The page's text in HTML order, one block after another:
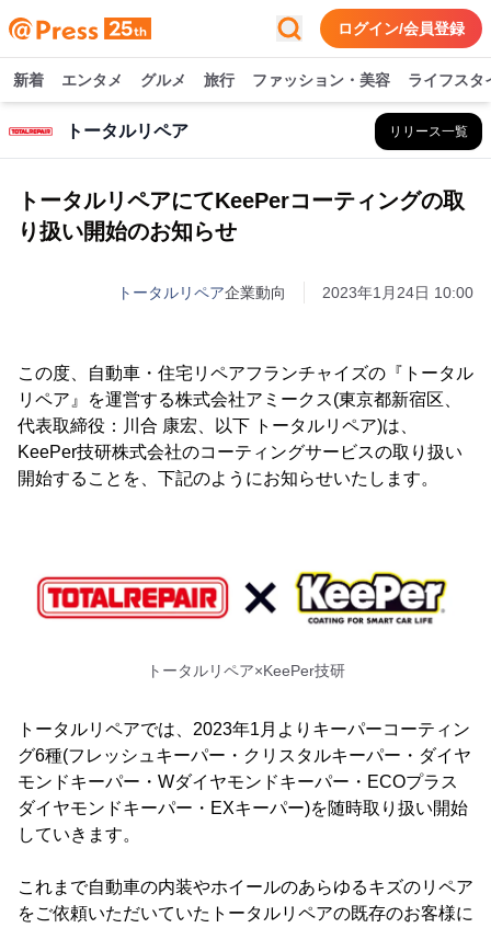
ログイン/会員登録
新着 エンタメ グルメ 旅行 ファッション・美容 ライフスタ
トータルリペア リリース一覧
トータルリペアにてKeePerコーティングの取
り扱い開始のお知らせ
トータルリペア企業動向 2023年1月24日 10:00
この度、自動車・住宅リペアフランチャイズの『トータル
リペア』を運営する株式会社アミークス(東京都新宿区、
代表取締役：川合 康宏、以下 トータルリペア)は、
KeePer技研株式会社のコーティングサービスの取り扱い
開始することを、下記のようにお知らせいたします。
トータルリペア×KeePer技研
トータルリペアでは、2023年1月よりキーパーコーティン
グ6種(フレッシュキーパー・クリスタルキーパー・ダイヤ
モンドキーパー・Wダイヤモンドキーパー・ECOプラス
ダイヤモンドキーパー・EXキーパー)を随時取り扱い開始
していきます。
これまで自動車の内装やホイールのあらゆるキズのリペア
をご依頼いただいていたトータルリペアの既存のお客様に